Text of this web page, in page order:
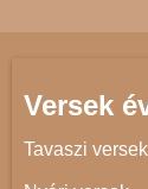
Versek
Tavaszi versek